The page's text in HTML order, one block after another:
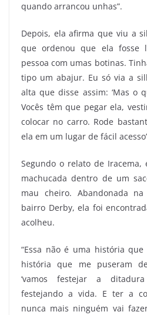
quando arrancou unhas”.
Depois, ela afirma que viu a
que ordenou que ela fosse
pessoa com umas botinas.
tipo um abajur. Eu só via a
alta que disse assim: ‘Mas o
Vocês têm que pegar ela,
colocar no carro. Rode
ela em um lugar de fácil
Segundo o relato de Iracema,
machucada dentro de um
mau cheiro. Abandonada
bairro Derby, ela foi
acolheu.
“Essa não é uma história
história que me puseram
‘vamos festejar a
festejando a vida. E ter a
nunca mais ninguém vai